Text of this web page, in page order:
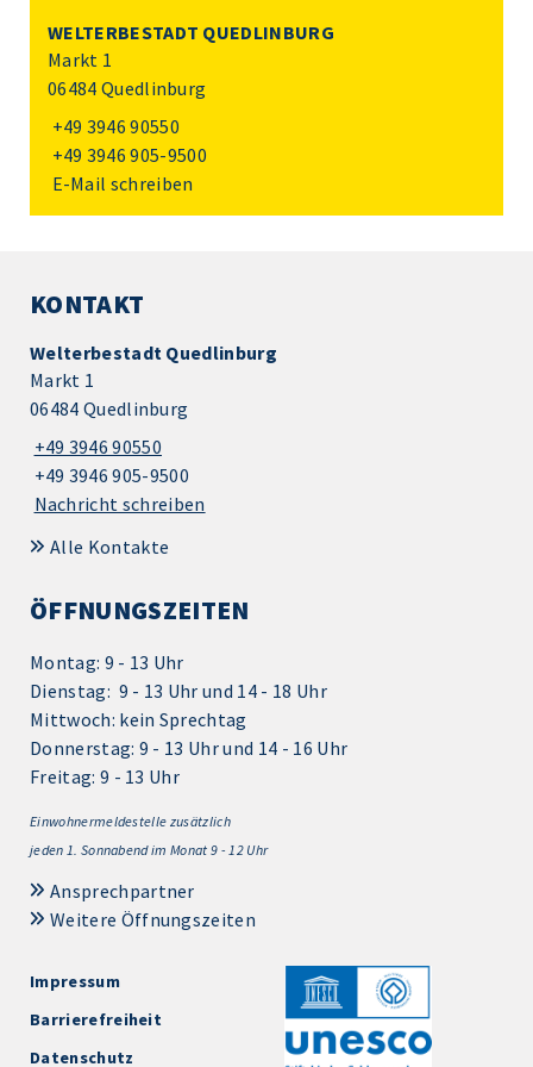
WELTERBESTADT QUEDLINBURG
Markt 1
06484 Quedlinburg
+49 3946 90550
+49 3946 905-9500
E-Mail schreiben
KONTAKT
Welterbestadt Quedlinburg
Markt 1
06484 Quedlinburg
+49 3946 90550
+49 3946 905-9500
Nachricht schreiben
Alle Kontakte
ÖFFNUNGSZEITEN
Montag: 9 - 13 Uhr
Dienstag: 9 - 13 Uhr und 14 - 18 Uhr
Mittwoch: kein Sprechtag
Donnerstag: 9 - 13 Uhr und 14 - 16 Uhr
Freitag: 9 - 13 Uhr
Einwohnermeldestelle zusätzlich
jeden 1. Sonnabend im Monat 9 - 12 Uhr
Ansprechpartner
Weitere Öffnungszeiten
Impressum
Barrierefreiheit
Datenschutz